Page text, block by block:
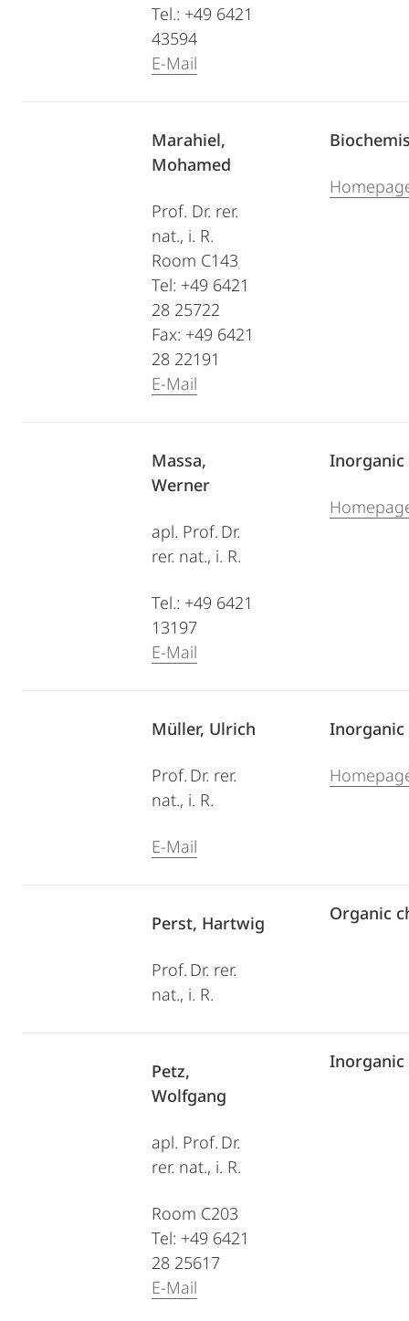
Tel.: +49 6421
43594
E-Mail
Marahiel,
Mohamed
Prof. Dr. rer.
nat., i. R.
Room C143
Tel: +49 6421
28 25722
Fax: +49 6421
28 22191
E-Mail
Massa,
Werner
apl. Prof. Dr.
rer. nat., i. R.
Tel.: +49 6421
13197
E-Mail
Müller, Ulrich
Prof. Dr. rer.
nat., i. R.
E-Mail
Perst, Hartwig
Prof. Dr. rer.
nat., i. R.
Organic
Petz,
Wolfgang
apl. Prof. Dr.
rer. nat., i. R.
Room C203
Tel: +49 6421
28 25617
E-Mail